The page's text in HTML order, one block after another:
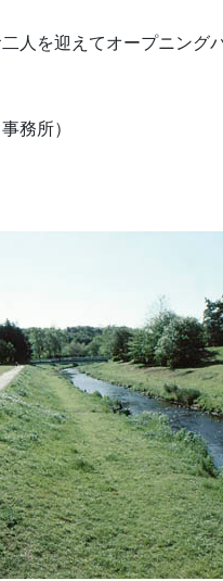
人を迎えてオープニング
務所）